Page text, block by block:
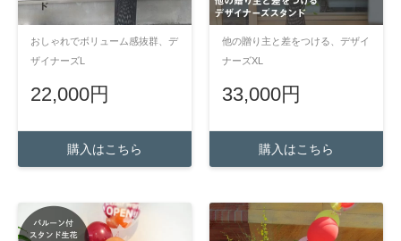
おしゃれでボリューム感抜群、デ
ザイナーズL
22,000円
購入はこちら
他の贈り主と差をつける、デザイ
ナーズXL
33,000円
購入はこちら